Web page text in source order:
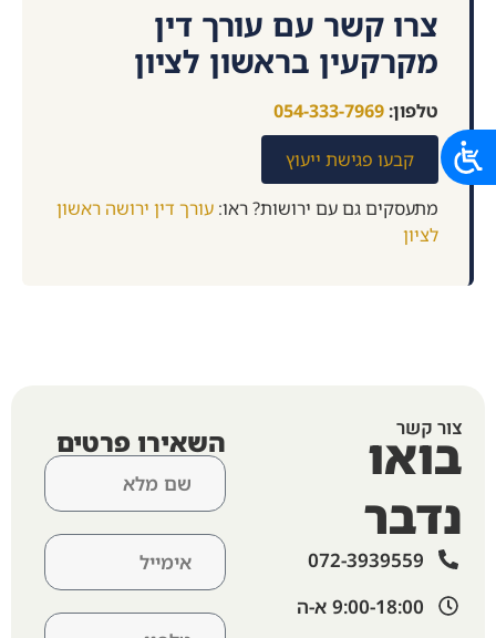
צרו קשר עם עורך דין
מקרקעין בראשון לציון
טלפון: 054-333-7969
קבעו פגישת ייעוץ
מתעסקים גם עם ירושות? ראו: עורך דין ירושה ראשון
לציון
צור קשר
בואו
נדבר
072-3939559
9:00-18:00 א-ה​
השאירו פרטים